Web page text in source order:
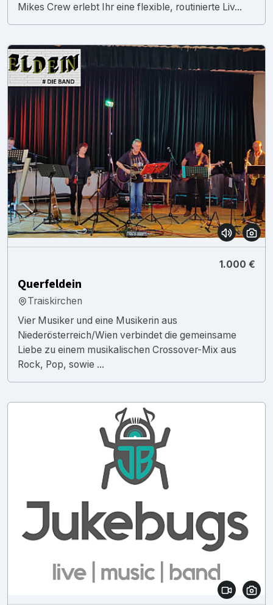
Mikes Crew erlebt Ihr eine flexible, routinierte Liv...
1.000 €
Querfeldein
Traiskirchen
Vier Musiker und eine Musikerin aus
Niederösterreich/Wien verbindet die gemeinsame
Liebe zu einem musikalischen Crossover-Mix aus
Rock, Pop, sowie ...